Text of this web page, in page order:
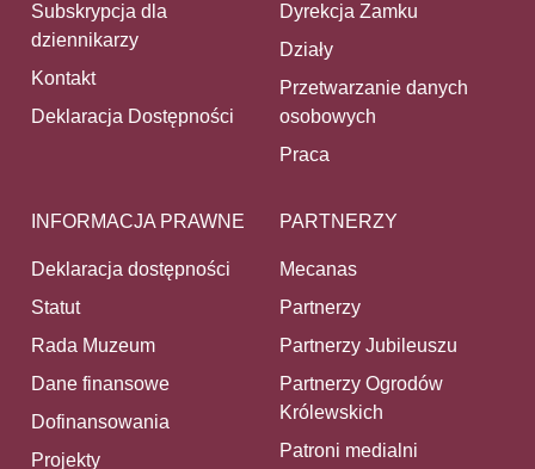
Subskrypcja dla
dziennikarzy
Kontakt
Deklaracja Dostępności
Dyrekcja Zamku
Działy
Przetwarzanie danych
osobowych
Praca
INFORMACJA PRAWNE
Deklaracja dostępności
Statut
Rada Muzeum
Dane finansowe
Dofinansowania
Projekty
PARTNERZY
Mecanas
Partnerzy
Partnerzy Jubileuszu
Partnerzy Ogrodów
Królewskich
Patroni medialni